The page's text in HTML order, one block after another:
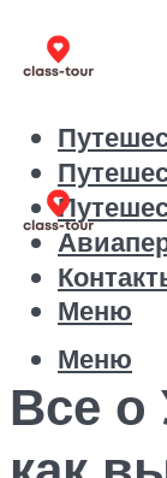
Меню
Меню
Все о